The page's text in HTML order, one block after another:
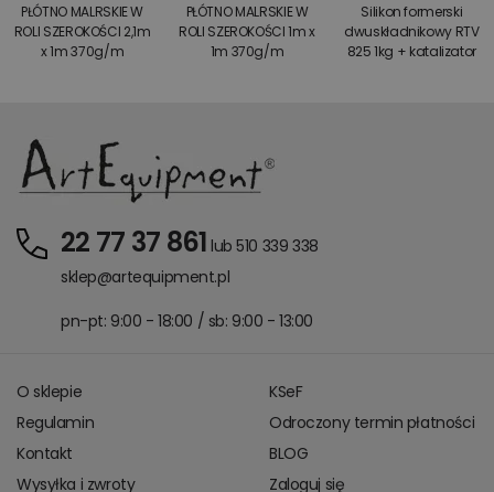
PŁÓTNO MALRSKIE W
ROLI SZEROKOŚCI 2,1m
x 1m 370g/m
PŁÓTNO MALRSKIE W
ROLI SZEROKOŚCI 1m x
1m 370g/m
Silikon formerski
dwuskładnikowy RTV
825 1kg + katalizator
22 77 37 861 lub 510 339 338
sklep@artequipment.pl
pn-pt: 9:00 - 18:00 / sb: 9:00 - 13:00
O sklepie
Regulamin
Kontakt
Wysyłka i zwroty
KSeF
Odroczony termin płatności
BLOG
Zaloguj się